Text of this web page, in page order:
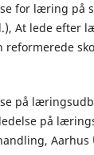
for læring på
At lede efter
på
på
Aarhus